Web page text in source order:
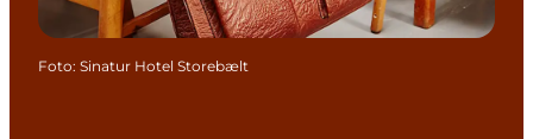
Foto: Sinatur Hotel Storebælt